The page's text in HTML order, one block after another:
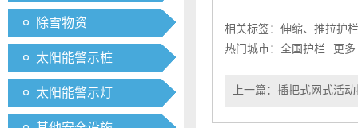
除雪物资
太阳能警示桩
太阳能警示灯
相关标签： 伸缩、推拉护栏
热门城市： 全国护栏 更
上一篇： 插把式网式活动